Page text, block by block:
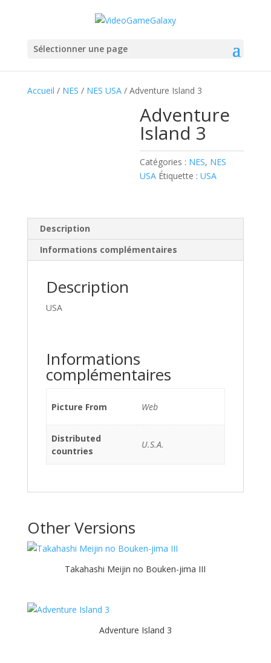
Sélectionner une page
Accueil / NES / NES USA/ Adventure Island 3
Adventure
Island 3
Catégories : NES, NES
USA Étiquette :USA
Description
Informations complémentaires
Description
USA
Informations
complémentaires
Picture From Web
Distributed
countries
U.S.A.
Other Versions
Takahashi Meijin no Bouken-jima III
Adventure Island 3